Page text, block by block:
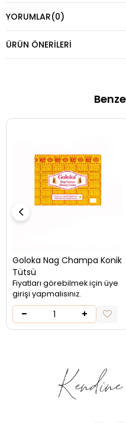
YORUMLAR(0)
ÜRÜN ÖNERILERI
Goloka Nag Champa Konik
Tütsü
Fiyatları görebilmek için üye
girişi yapmalısınız.